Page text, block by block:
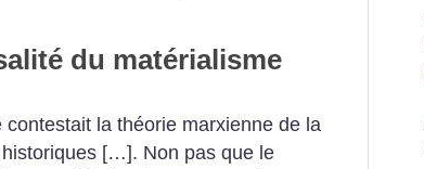
du matérialisme
la théorie marxienne de la
[…]. Non pas que le